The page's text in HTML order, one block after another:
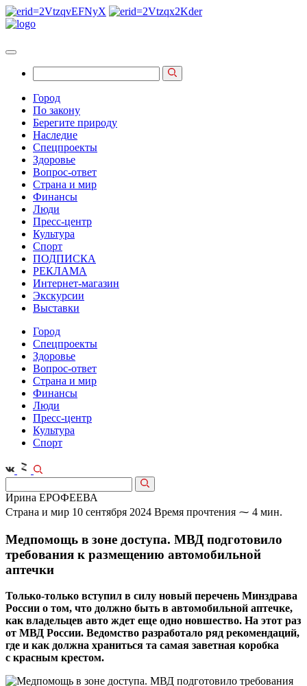
Город
По закону
Берегите природу
Наследие
Спецпроекты
Здоровье
Вопрос-ответ
Страна и мир
Финансы
Люди
Пресс-центр
Культура
Спорт
ПОДПИСКА
РЕКЛАМА
Интернет-магазин
Экскурсии
Выставки
Город
Спецпроекты
Здоровье
Вопрос-ответ
Страна и мир
Финансы
Люди
Пресс-центр
Культура
Спорт
Ирина ЕРОФЕЕВА
Страна и мир 10 сентября 2024 Время прочтения ⁓ 4 мин.
Медпомощь в зоне доступа. МВД подготовило
требования к размещению автомобильной
аптечки
Только-только вступил в силу новый перечень Минздрава
России о том, что должно быть в автомобильной аптечке,
как владельцев авто ждет еще одно новшество. На этот раз
от МВД России. Ведомство разработало ряд рекомендаций,
где и как должна храниться та самая заветная коробка
с красным крестом.